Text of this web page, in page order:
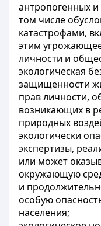
антропогенных
том числе
катастрофами,
этим
личности и
экологическая
защищенности
прав личности,
возникающих в
природных
экологически
экспертизы,
или может
окружающую
и
особую
населения;